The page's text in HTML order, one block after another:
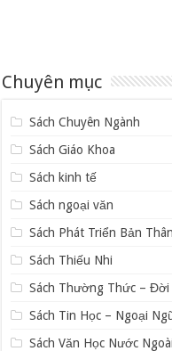
Chuyên mục
Sách Chuyên Ngành
Sách Giáo Khoa
Sách kinh tế
Sách ngoại văn
Sách Phát Triển Bản Thân
Sách Thiếu Nhi
Sách Thường Thức – Đời
Sách Tin Học – Ngoại
Sách Văn Học Nước Ngoài